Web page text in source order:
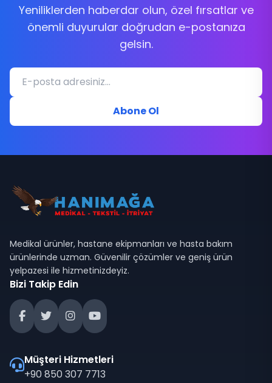
Yeniliklerden haberdar olun, özel fırsatlar ve
önemli duyurular doğrudan e-postanıza
gelsin.
Abone Ol
Medikal ürünler, hastane ekipmanları ve hasta bakım
ürünlerinde uzman. Güvenilir çözümler ve geniş ürün
yelpazesi ile hizmetinizdeyiz.
Bizi Takip Edin
Müşteri Hizmetleri
+90 850 307 7713